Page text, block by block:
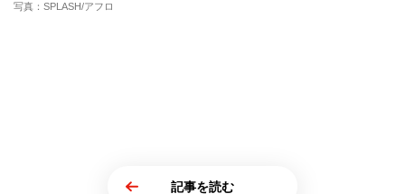
写真：SPLASH/アフロ
記事を読む